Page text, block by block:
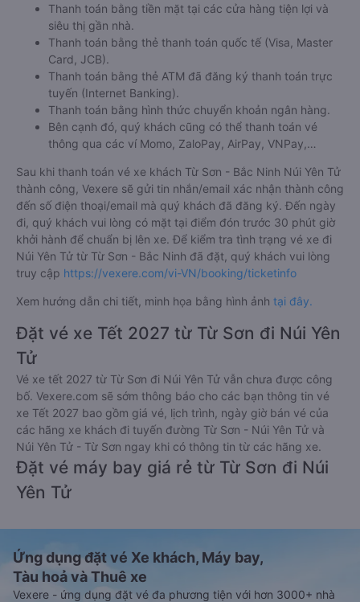
Thanh toán bằng tiền mặt tại các cửa hàng tiện lợi và
siêu thị gần nhà.
Thanh toán bằng thẻ thanh toán quốc tế (Visa, Master
Card, JCB).
Thanh toán bằng thẻ ATM đã đăng ký thanh toán trực
tuyến (Internet Banking).
Thanh toán bằng hình thức chuyển khoản ngân hàng.
Bên cạnh đó, quý khách cũng có thể thanh toán vé
thông qua các ví Momo, ZaloPay, AirPay, VNPay,…
Sau khi thanh toán vé xe khách Từ Sơn - Bắc Ninh Núi Yên Tử
thành công, Vexere sẽ gửi tin nhắn/email xác nhận thành công
đến số điện thoại/email mà quý khách đã đăng ký. Đến ngày
đi, quý khách vui lòng có mặt tại điểm đón trước 30 phút giờ
khởi hành để chuẩn bị lên xe. Để kiểm tra tình trạng vé xe đi
Núi Yên Tử từ Từ Sơn - Bắc Ninh đã đặt, quý khách vui lòng
truy cập https://vexere.com/vi-VN/booking/ticketinfo
Xem hướng dẫn chi tiết, minh họa bằng hình ảnh tại đây.
Đặt vé xe Tết 2027 từ Từ Sơn đi Núi Yên
Tử
Vé xe tết 2027 từ Từ Sơn đi Núi Yên Tử vẫn chưa được công
bố. Vexere.com sẽ sớm thông báo cho các bạn thông tin vé
xe Tết 2027 bao gồm giá vé, lịch trình, ngày giờ bán vé của
các hãng xe khách đi tuyến đường Từ Sơn - Núi Yên Tử và
Núi Yên Tử - Từ Sơn ngay khi có thông tin từ các hãng xe.
Đặt vé máy bay giá rẻ từ Từ Sơn đi Núi
Yên Tử
Ứng dụng đặt vé Xe khách, Máy bay,
Tàu hoả và Thuê xe
Vexere - ứng dụng đặt vé đa phương tiện với hơn 3000+ nhà